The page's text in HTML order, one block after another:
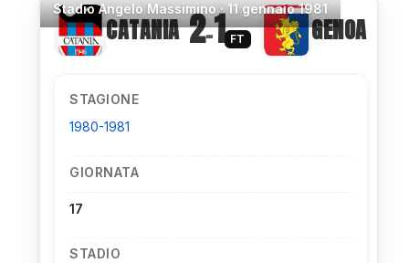
StadioAngelo Massimino ·11 gennaio 1981
CATANIA 2–1 FT GENOA
STAGIONE
1980-1981
GIORNATA
17
STADIO